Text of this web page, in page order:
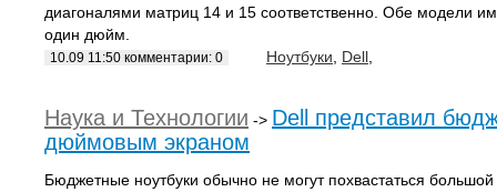
диагоналями матриц 14 и 15 соответственно. Обе модели
один дюйм.
10.09 11:50 комментарии: 0 Ноутбуки Dell
Наука и Технологии -> Dell представил
дюймовым экраном
Бюджетные ноутбуки обычно не могут похвастаться